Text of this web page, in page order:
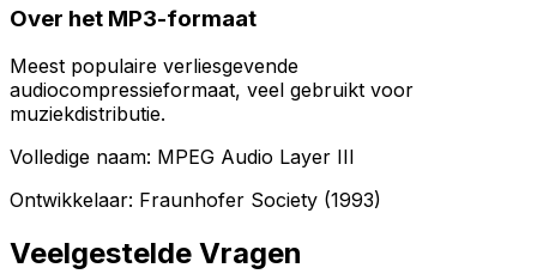
Over het MP3-formaat
Meest populaire verliesgevende
audiocompressieformaat, veel gebruikt voor
muziekdistributie.
Volledige naam: MPEG Audio Layer III
Ontwikkelaar: Fraunhofer Society (1993)
Veelgestelde Vragen